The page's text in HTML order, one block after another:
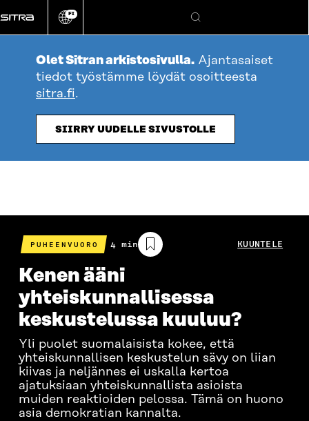
suoraan
sisältöön
Vaihda
kieli
FI
Hae
Olet Sitran arkistosivulla. Ajantasaiset
tiedot työstämme löydät osoitteesta
sitra.fi.
SIIRRY UUDELLE SIVUSTOLLE
PUHEENVUORO
Arvioitu
lukuaika
4 min KUUNTELE
Kenen ääni
yhteiskunnallisessa
keskustelussa kuuluu?
Yli puolet suomalaisista kokee, että
yhteiskunnallisen keskustelun sävy on liian
kiivas ja neljännes ei uskalla kertoa
ajatuksiaan yhteiskunnallista asioista
muiden reaktioiden pelossa. Tämä on huono
asia demokratian kannalta.